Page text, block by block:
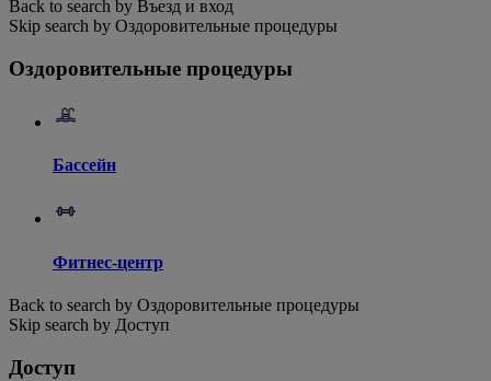
Back to search by Въезд и вход
Skip search by Оздоровительные процедуры
Оздоровительные процедуры
Бассейн
Фитнес-центр
Back to search by Оздоровительные процедуры
Skip search by Доступ
Доступ